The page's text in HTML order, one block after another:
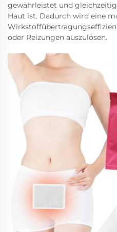
gewährleistet und
Haut ist. Dadurch wird eine
oder Reizungen auszulösen.